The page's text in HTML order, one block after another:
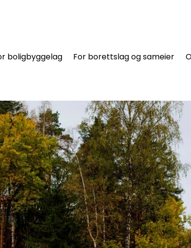
boligbyggelag For borettslag og sameier